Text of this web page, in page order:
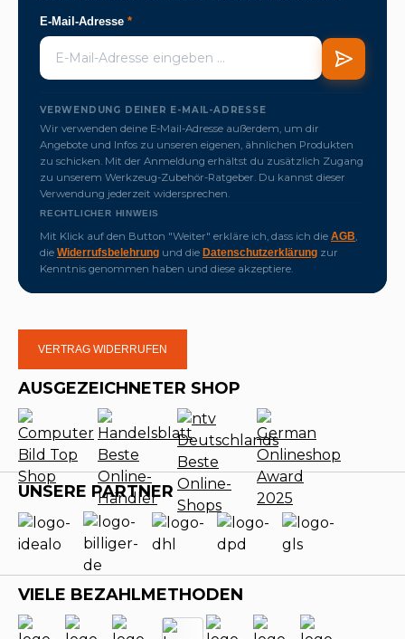
E-Mail-Adresse *
VERWENDUNG DEINER E-MAIL-ADRESSE
Wir verwenden deine E-Mail-Adresse außerdem, um dir
Angebote und Infos zu unseren eigenen, ähnlichen Produkten
zu schicken. Mit der Anmeldung erhältst du zusätzlich Zugang
zu unserem Werkzeug-Zubehör-Ratgeber. Du kannst dieser
Verwendung jederzeit widersprechen.
RECHTLICHER HINWEIS
Mit Klick auf den Button "Weiter" erkläre ich, dass ich die AGB,
die Widerrufsbelehrung und die Datenschutzerklärung zur
Kenntnis genommen haben und diese akzeptiere.
VERTRAG WIDERRUFEN
AUSGEZEICHNETER SHOP
UNSERE PARTNER
VIELE BEZAHLMETHODEN